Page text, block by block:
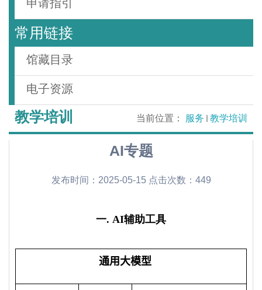
申请指引
常用链接
馆藏目录
电子资源
当前位置： 服务 教学培训
教学培训
AI专题
发布时间：2025-05-15 点击次数： 449
一. AI辅助工具
通用大模型